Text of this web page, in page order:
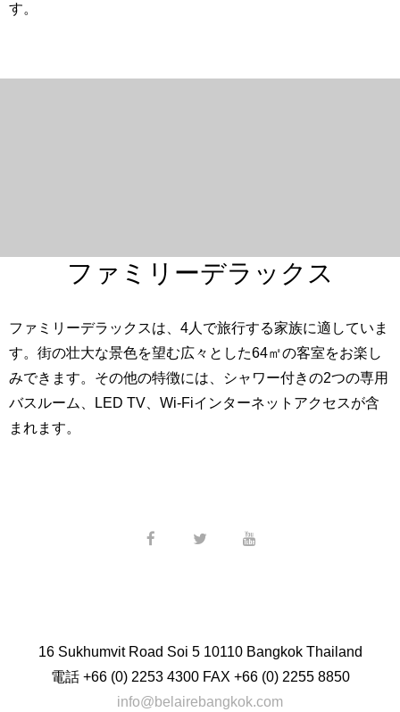
す。
ファミリーデラックス
ファミリーデラックスは、4人で旅行する家族に適していま
す。街の壮大な景色を望む広々とした64㎡の客室をお楽し
みできます。その他の特徴には、シャワー付きの2つの専用
バスルーム、LED TV、Wi-Fiインターネットアクセスが含
まれます。
16 Sukhumvit Road Soi 5 10110 Bangkok Thailand
電話 +66 (0) 2253 4300 FAX +66 (0) 2255 8850
info@belairebangkok.com